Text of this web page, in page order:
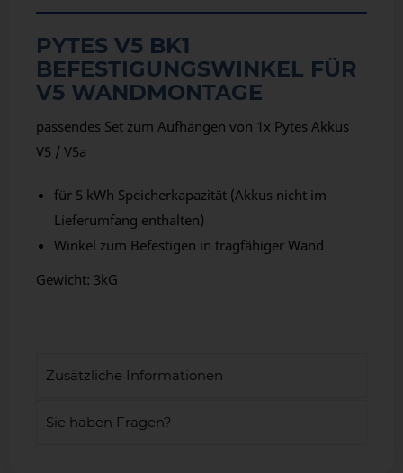
PYTES V5 BK1
BEFESTIGUNGSWINKEL FÜR
V5 WANDMONTAGE
passendes Set zum Aufhängen von 1x Pytes Akkus
V5 / V5a
für 5 kWh Speicherkapazität (Akkus nicht im
Lieferumfang enthalten)
Winkel zum Befestigen in tragfähiger Wand
Gewicht: 3kG
Zusätzliche Informationen
Sie haben Fragen?